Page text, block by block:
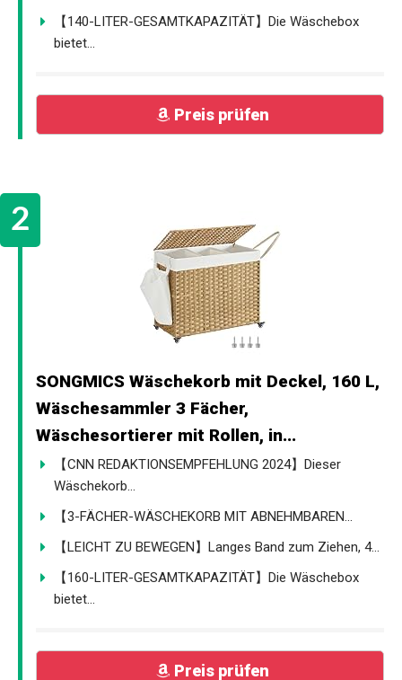
【140-LITER-GESAMTKAPAZITÄT】Die Wäschebox
bietet...
Preis prüfen
SONGMICS Wäschekorb mit Deckel, 160 L,
Wäschesammler 3 Fächer,
Wäschesortierer mit Rollen, in...
【CNN REDAKTIONSEMPFEHLUNG 2024】Dieser
Wäschekorb...
【3-FÄCHER-WÄSCHEKORB MIT ABNEHMBAREN...
【LEICHT ZU BEWEGEN】Langes Band zum Ziehen, 4...
【160-LITER-GESAMTKAPAZITÄT】Die Wäschebox
bietet...
Preis prüfen